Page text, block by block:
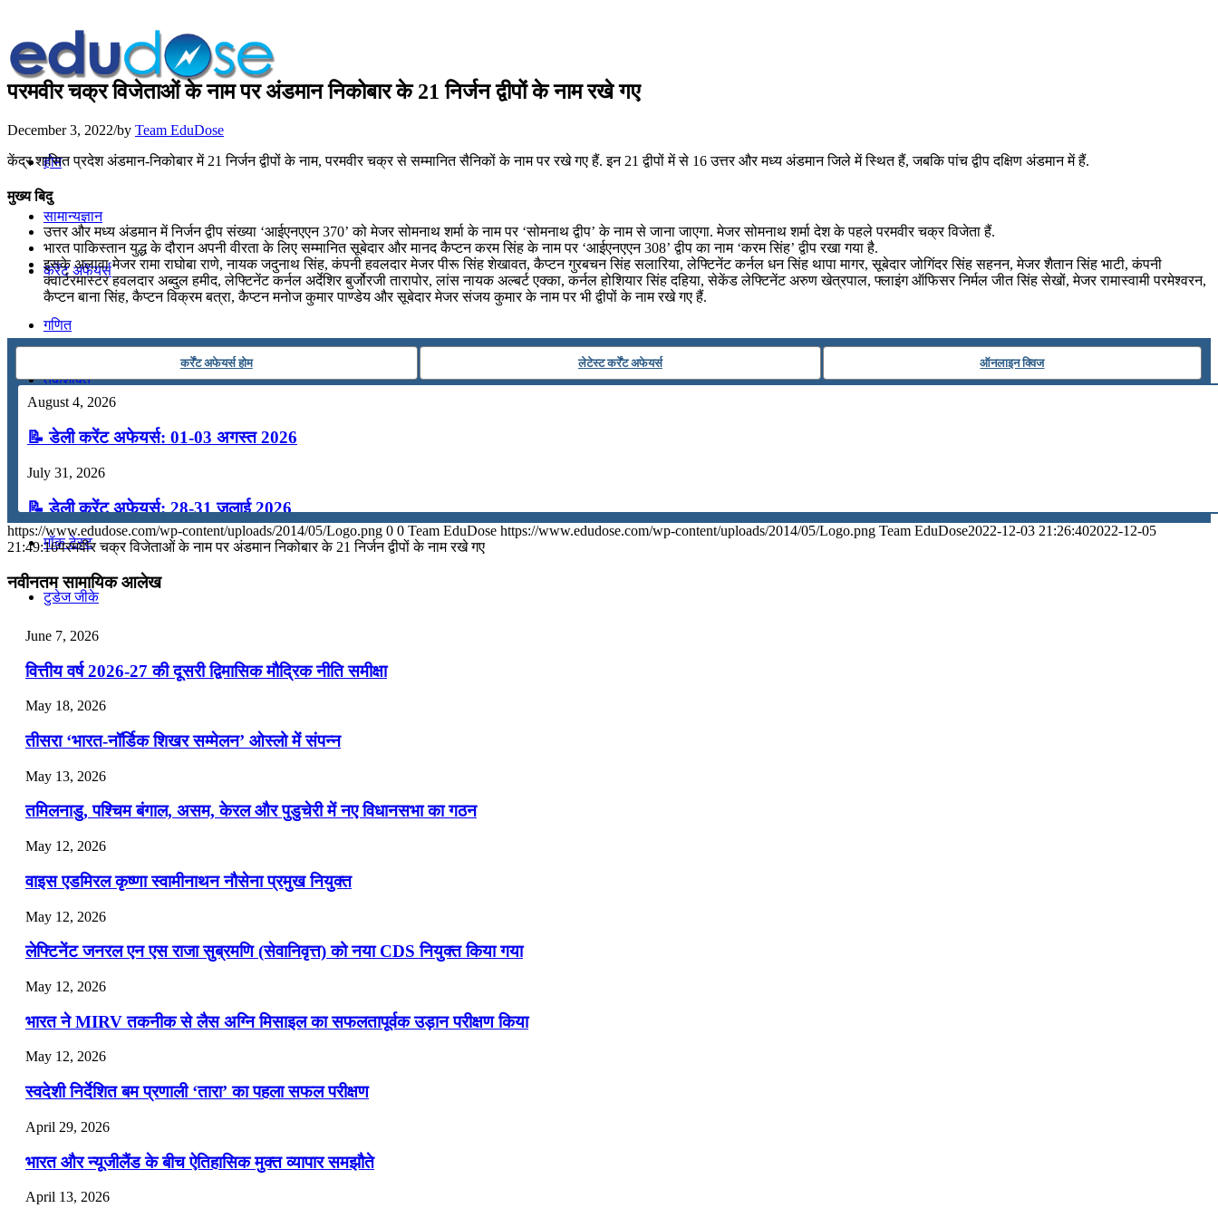
होम
सामान्यज्ञान
करेंट अफेयर्स
गणित
तर्कशक्ति
कंप्यूटर
मॉक टेस्ट
टुडेज जीके
परमवीर चक्र विजेताओं के नाम पर अंडमान निकोबार के 21 निर्जन द्वीपों के नाम रखे गए
December 3, 2022/by Team EduDose
केंद्र शासित प्रदेश अंडमान-निकोबार में 21 निर्जन द्वीपों के नाम, परमवीर चक्र से सम्मानित सैनिकों के नाम पर रखे गए हैं. इन 21 द्वीपों में से 16 उत्तर और मध्य अंडमान जिले में स्थित हैं, जबकि पांच द्वीप दक्षिण अंडमान में हैं.
मुख्य बिदु
उत्तर और मध्य अंडमान में निर्जन द्वीप संख्या ‘आईएनएएन 370’ को मेजर सोमनाथ शर्मा के नाम पर ‘सोमनाथ द्वीप’ के नाम से जाना जाएगा. मेजर सोमनाथ शर्मा देश के पहले परमवीर चक्र विजेता हैं.
भारत पाकिस्तान युद्ध के दौरान अपनी वीरता के लिए सम्मानित सूबेदार और मानद कैप्टन करम सिंह के नाम पर ‘आईएनएएन 308’ द्वीप का नाम ‘करम सिंह’ द्वीप रखा गया है.
इसके अलावा मेजर रामा राघोबा राणे, नायक जदुनाथ सिंह, कंपनी हवलदार मेजर पीरू सिंह शेखावत, कैप्टन गुरबचन सिंह सलारिया, लेफ्टिनेंट कर्नल धन सिंह थापा मागर, सूबेदार जोगिंदर सिंह सहनन, मेजर शैतान सिंह भाटी, कंपनी
क्वार्टरमास्टर हवलदार अब्दुल हमीद, लेफ्टिनेंट कर्नल अर्देशिर बुर्जोरजी तारापोर, लांस नायक अल्बर्ट एक्का, कर्नल होशियार सिंह दहिया, सेकेंड लेफ्टिनेंट अरुण खेत्रपाल, फ्लाइंग ऑफिसर निर्मल जीत सिंह सेखों, मेजर रामास्वामी परमेश्वरन,
कैप्टन बाना सिंह, कैप्टन विक्रम बत्रा, कैप्टन मनोज कुमार पाण्डेय और सूबेदार मेजर संजय कुमार के नाम पर भी द्वीपों के नाम रखे गए हैं.
कर्रेंट अफेयर्स होम लेटेस्ट कर्रेंट अफेयर्स ऑनलाइन क्विज
August 4, 2026
📝 डेली करेंट अफेयर्स: 01-03 अगस्त 2026
July 31, 2026
📝 डेली करेंट अफेयर्स: 28-31 जुलाई 2026
July 28, 2026
📝 डेली करेंट अफेयर्स: 25-27 जुलाई 2026
📝 डेली करेंट अफेयर्स: 22-24 जुलाई 2026
July 22, 2026
📝 डेली करेंट अफेयर्स: 19-21 जुलाई 2026
July 19, 2026
📝 डेली करेंट अफेयर्स: 16-18 जुलाई 2026
July 16, 2026
📝 डेली करेंट अफेयर्स: 13-15 जुलाई 2026
https://www.edudose.com/wp-content/uploads/2014/05/Logo.png 0 0 Team EduDose https://www.edudose.com/wp-content/uploads/2014/05/Logo.png Team EduDose2022-12-03 21:26:402022-12-05
21:49:16परमवीर चक्र विजेताओं के नाम पर अंडमान निकोबार के 21 निर्जन द्वीपों के नाम रखे गए
नवीनतम सामायिक आलेख
June 7, 2026
वित्तीय वर्ष 2026-27 की दूसरी द्विमासिक मौद्रिक नीति समीक्षा
May 18, 2026
तीसरा ‘भारत-नॉर्डिक शिखर सम्मेलन’ ओस्लो में संपन्न
May 13, 2026
तमिलनाडु, पश्चिम बंगाल, असम, केरल और पुडुचेरी में नए विधानसभा का गठन
May 12, 2026
वाइस एडमिरल कृष्णा स्वामीनाथन नौसेना प्रमुख नियुक्त
May 12, 2026
लेफ्टिनेंट जनरल एन एस राजा सुब्रमणि (सेवानिवृत्त) को नया CDS नियुक्त किया गया
May 12, 2026
भारत ने MIRV तकनीक से लैस अग्नि मिसाइल का सफलतापूर्वक उड़ान परीक्षण किया
May 12, 2026
स्वदेशी निर्देशित बम प्रणाली ‘तारा’ का पहला सफल परीक्षण
April 29, 2026
भारत और न्यूजीलैंड के बीच ऐतिहासिक मुक्त व्यापार समझौते
April 13, 2026